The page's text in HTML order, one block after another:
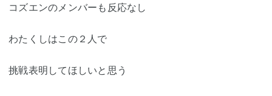
コズエンのメンバーも反応なし
わたくしはこの２人で
挑戦表明してほしいと思う